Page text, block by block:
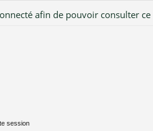
afin de pouvoir consulter
session